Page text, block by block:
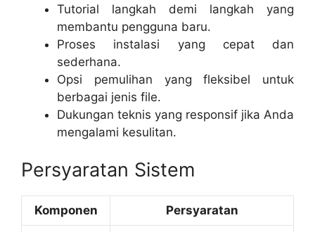
Tutorial langkah demi langkah yang
membantu pengguna baru.
Proses instalasi yang cepat dan
sederhana.
Opsi pemulihan yang fleksibel untuk
berbagai jenis file.
Dukungan teknis yang responsif jika Anda
mengalami kesulitan.
Persyaratan Sistem
Komponen Persyaratan